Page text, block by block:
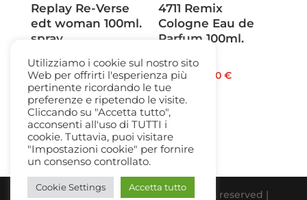
Replay Re-Verse
edt woman 100ml.
spray
45,00€ Il
prezzo
originale
era:
45,00 €.
12,50€Il
prezzo
attuale
è:
12,50 €.
4711 Remix
Cologne Eau de
Parfum 100ml.
33,00 22,50€Il
Beauty Gallery Parfum Srl | All rights reserved |
Utilizziamo i cookie sul nostro sito
Web per offrirti l'esperienza più
pertinente ricordando le tue
preferenze e ripetendo le visite.
Cliccando su "Accetta tutto",
acconsenti all'uso di TUTTI i
cookie. Tuttavia, puoi visitare
"Impostazioni cookie" per fornire
un consenso controllato.
Cookie Settings Accetta tutto